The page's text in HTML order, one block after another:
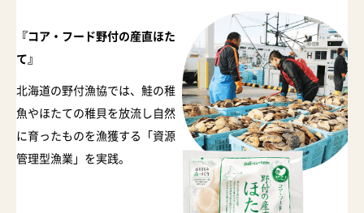
『コア・フード野付の産直ほた
て』
北海道の野付漁協では、鮭の稚
魚やほたての稚貝を放流し自然
に育ったものを漁獲する「資源
管理型漁業」を実践。